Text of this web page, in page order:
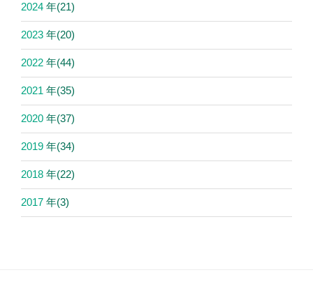
2024 年(21)
2023 年(20)
2022 年(44)
2021 年(35)
2020 年(37)
2019 年(34)
2018 年(22)
2017 年(3)